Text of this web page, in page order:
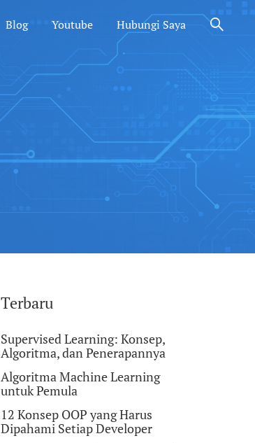
Blog Youtube Hubungi Saya
Terbaru
Supervised Learning: Konsep,
Algoritma, dan Penerapannya
Algoritma Machine Learning
untuk Pemula
12 Konsep OOP yang Harus
Dipahami Setiap Developer